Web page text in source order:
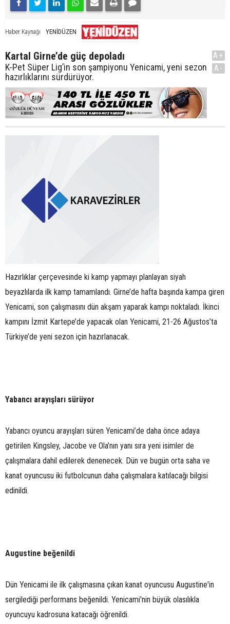
Haber Kaynağı YENİDÜZEN
Kartal Girne’de güç depoladı
K-Pet Süper Lig’in son şampiyonu Yenicami, yeni sezon
hazırlıklarını sürdürüyor.
A+
A-
Hazırlıklar çerçevesinde ki kamp yapmayı planlayan siyah
beyazlılarda ilk kamp tamamlandı. Girne’de hafta başında kampa giren
Yenicami, son çalışmasını dün akşam yaparak kampı noktaladı. İkinci
kampını İzmit Kartepe’de yapacak olan Yenicami, 21-26 Ağustos’ta
Türkiye’de yeni sezon için hazırlanacak.
Yabancı arayışları sürüyor
Yabancı oyuncu arayışları süren Yenicami’de daha önce adaya
getirilen Kingsley, Jacobe ve Ola’nın yanı sıra yeni isimler de
çalışmalara dahil edilerek denenecek. Dün ve bugün orta saha ve
kanat oyuncusu iki futbolcunun daha çalışmalara katılacağı bilgisi
edinildi.
Augustine beğenildi
Dün Yenicami ile ilk çalışmasına çıkan kanat oyuncusu Augustine'in
sergilediği performans beğenildi. Yenicami'nin büyük olasılıkla
oyuncuyu kadrosuna katacağı öğrenildi.